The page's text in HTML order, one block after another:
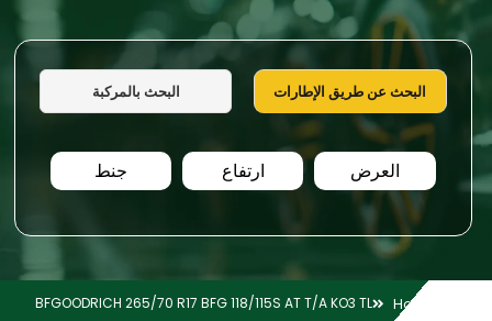
البحث عن طريق الإطارات البحث بالمركبة
العرض ارتفاع جنط
Home
BFGOODRICH 265/70 R17 BFG 118/115S AT T/A KO3 TL